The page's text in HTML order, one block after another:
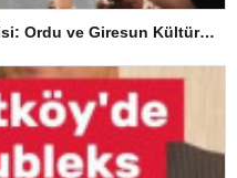
Arnavutköy’de Karadeniz Esintisi: Ordu ve Giresun Kültürü Memleket Günleri’nde Buluştu